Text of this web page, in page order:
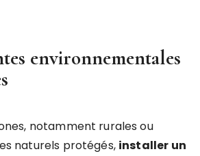
environnementales
notamment rurales ou
naturels protégés, installer un